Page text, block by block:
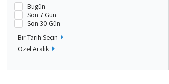
Bugün
Son 7 Gün
Son 30 Gün
Bir Tarih Seçin
Özel Aralık